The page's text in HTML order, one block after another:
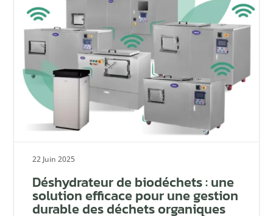
Déshydrateur de biodéchets : une
solution efficace pour une gestion
durable des déchets organiques
22 Juin 2025